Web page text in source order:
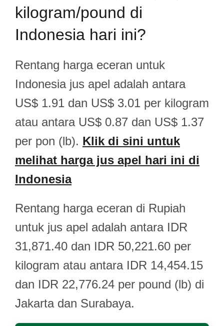
kilogram/pound di
Indonesia hari ini?
Rentang harga eceran untuk
Indonesia jus apel adalah antara
US$ 1.91 dan US$ 3.01 per kilogram
atau antara US$ 0.87 dan US$ 1.37
per pon (lb). Klik di sini untuk
melihat harga jus apel hari ini di
Indonesia
Rentang harga eceran di Rupiah
untuk jus apel adalah antara IDR
31,871.40 dan IDR 50,221.60 per
kilogram atau antara IDR 14,454.15
dan IDR 22,776.24 per pound (lb) di
Jakarta dan Surabaya.